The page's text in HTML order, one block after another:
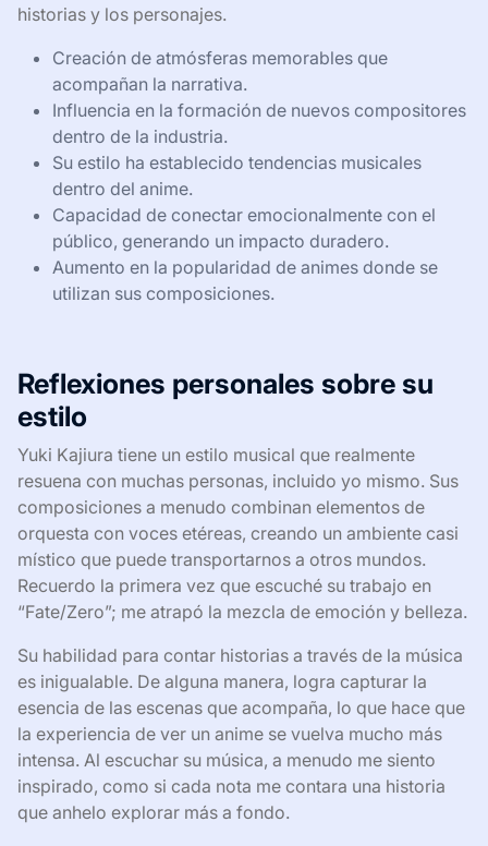
historias y los personajes.
Creación de atmósferas memorables que
acompañan la narrativa.
Influencia en la formación de nuevos compositores
dentro de la industria.
Su estilo ha establecido tendencias musicales
dentro del anime.
Capacidad de conectar emocionalmente con el
público, generando un impacto duradero.
Aumento en la popularidad de animes donde se
utilizan sus composiciones.
Reflexiones personales sobre su
estilo
Yuki Kajiura tiene un estilo musical que realmente
resuena con muchas personas, incluido yo mismo. Sus
composiciones a menudo combinan elementos de
orquesta con voces etéreas, creando un ambiente casi
místico que puede transportarnos a otros mundos.
Recuerdo la primera vez que escuché su trabajo en
“Fate/Zero”; me atrapó la mezcla de emoción y belleza.